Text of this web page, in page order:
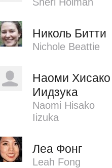
Николь Битти
Nichole Beattie
Наоми Хисако
Иидзука
Naomi Hisako
Iizuka
Леа Фонг
Leah Fong